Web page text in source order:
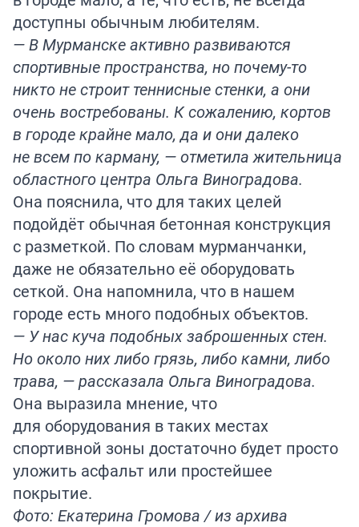
доступны обычным любителям.
— В Мурманске активно развиваются
спортивные пространства, но почему-то
никто не строит теннисные стенки, а они
очень востребованы. К сожалению, кортов
в городе крайне мало, да и они далеко
не всем по карману, — отметила жительница
областного центра Ольга Виноградова.
Она пояснила, что для таких целей
подойдёт обычная бетонная конструкция
с разметкой. По словам мурманчанки,
даже не обязательно её оборудовать
сеткой. Она напомнила, что в нашем
городе есть много подобных объектов.
— У нас куча подобных заброшенных стен.
Но около них либо грязь, либо камни, либо
трава, — рассказала Ольга Виноградова.
Она выразила мнение, что
для оборудования в таких местах
спортивной зоны достаточно будет просто
уложить асфальт или простейшее
покрытие.
Фото: Екатерина Громова / из архива